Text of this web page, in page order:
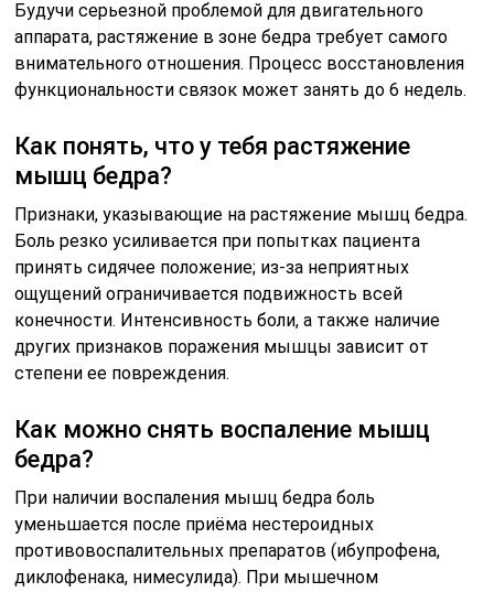
Будучи серьезной проблемой для двигательного
аппарата, растяжение в зоне бедра требует самого
внимательного отношения. Процесс восстановления
функциональности связок может занять до 6 недель.
Как понять, что у тебя растяжение
мышц бедра?
Признаки, указывающие на растяжение мышц бедра.
Боль резко усиливается при попытках пациента
принять сидячее положение; из-за неприятных
ощущений ограничивается подвижность всей
конечности. Интенсивность боли, а также наличие
других признаков поражения мышцы зависит от
степени ее повреждения.
Как можно снять воспаление мышц
бедра?
При наличии воспаления мышц бедра боль
уменьшается после приёма нестероидных
противовоспалительных препаратов (ибупрофена,
диклофенака, нимесулида). При мышечном